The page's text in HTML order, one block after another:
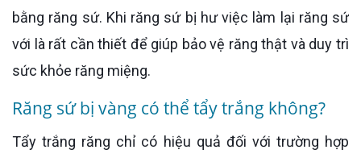
bằng răng sứ. Khi răng sứ bị hư việc làm lại răng sứ
với là rất cần thiết để giúp bảo vệ răng thật và duy trì
sức khỏe răng miệng.
Răng sứ bị vàng có thể tẩy trắng không?
Tẩy trắng răng chỉ có hiệu quả đối với trường hợp